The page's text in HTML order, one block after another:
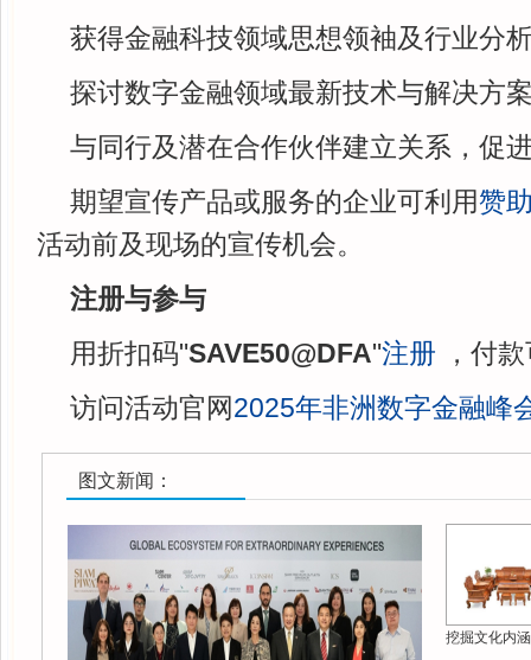
获得金融科技领域思想领袖及行业分
探讨数字金融领域最新技术与解决方
与同行及潜在合作伙伴建立关系，促
期望宣传产品或服务的企业可利用赞
活动前及现场的宣传机会。
注册与参与
用折扣码"SAVE50@DFA"注册 ，付
访问活动官网2025年非洲数字金融峰
图文新闻：
挖掘文化内